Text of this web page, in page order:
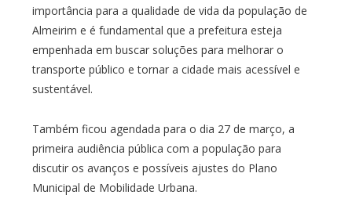
importância para a qualidade de vida da população de
Almeirim e é fundamental que a prefeitura esteja
empenhada em buscar soluções para melhorar o
transporte público e tornar a cidade mais acessível e
sustentável.
Também ficou agendada para o dia 27 de março, a
primeira audiência pública com a população para
discutir os avanços e possíveis ajustes do Plano
Municipal de Mobilidade Urbana.